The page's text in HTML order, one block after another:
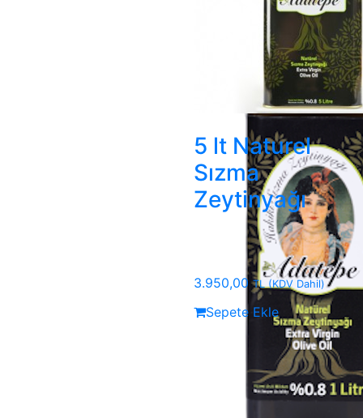
5 lt Naturel
Sızma
Zeytinyağı
3.950,00TL(KDV Dahil)
Sepete Ekle